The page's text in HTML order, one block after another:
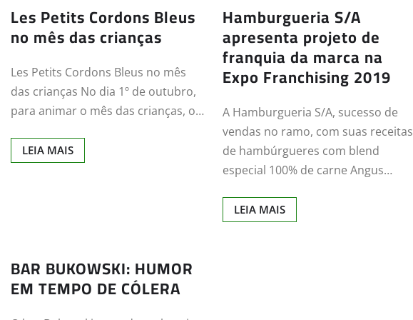
Les Petits Cordons Bleus
no mês das crianças
Les Petits Cordons Bleus no mês
das crianças No dia 1º de outubro,
para animar o mês das crianças, o…
LEIA MAIS
Hamburgueria S/A
apresenta projeto de
franquia da marca na
Expo Franchising 2019
A Hamburgueria S/A, sucesso de
vendas no ramo, com suas receitas
de hambúrgueres com blend
especial 100% de carne Angus…
LEIA MAIS
BAR BUKOWSKI: HUMOR
EM TEMPO DE CÓLERA